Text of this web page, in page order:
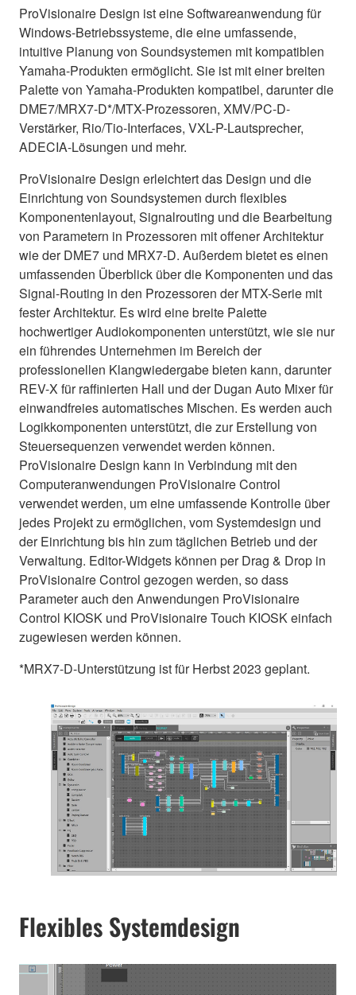
ProVisionaire Design ist eine Softwareanwendung für
Windows-Betriebssysteme, die eine umfassende,
intuitive Planung von Soundsystemen mit kompatiblen
Yamaha-Produkten ermöglicht. Sie ist mit einer breiten
Palette von Yamaha-Produkten kompatibel, darunter die
DME7/MRX7-D*/MTX-Prozessoren, XMV/PC-D-
Verstärker, Rio/Tio-Interfaces, VXL-P-Lautsprecher,
ADECIA-Lösungen und mehr.
ProVisionaire Design erleichtert das Design und die
Einrichtung von Soundsystemen durch flexibles
Komponentenlayout, Signalrouting und die Bearbeitung
von Parametern in Prozessoren mit offener Architektur
wie der DME7 und MRX7-D. Außerdem bietet es einen
umfassenden Überblick über die Komponenten und das
Signal-Routing in den Prozessoren der MTX-Serie mit
fester Architektur. Es wird eine breite Palette
hochwertiger Audiokomponenten unterstützt, wie sie nur
ein führendes Unternehmen im Bereich der
professionellen Klangwiedergabe bieten kann, darunter
REV-X für raffinierten Hall und der Dugan Auto Mixer für
einwandfreies automatisches Mischen. Es werden auch
Logikkomponenten unterstützt, die zur Erstellung von
Steuersequenzen verwendet werden können.
ProVisionaire Design kann in Verbindung mit den
Computeranwendungen ProVisionaire Control
verwendet werden, um eine umfassende Kontrolle über
jedes Projekt zu ermöglichen, vom Systemdesign und
der Einrichtung bis hin zum täglichen Betrieb und der
Verwaltung. Editor-Widgets können per Drag & Drop in
ProVisionaire Control gezogen werden, so dass
Parameter auch den Anwendungen ProVisionaire
Control KIOSK und ProVisionaire Touch KIOSK einfach
zugewiesen werden können.
*MRX7-D-Unterstützung ist für Herbst 2023 geplant.
Flexibles Systemdesign